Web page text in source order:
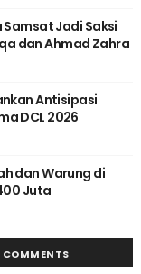
Jadi Saksi
dan Ahmad Zahra
Antisipasi
DCL 2026
dan Warung di
Juta
COMMENTS